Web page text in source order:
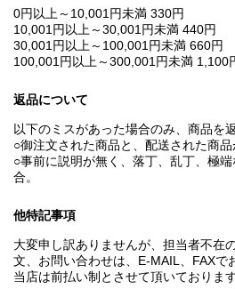
0円以上～10,001円未満 330円
10,001円以上～30,001円未満 440円
30,001円以上～100,001円未満 660円
100,001円以上～300,001円未満 1,100
返品について
以下のミスがあった場合のみ、商品を返
○御注文された商品と、配送された商品
○事前に説明が無く、落丁、乱丁、極
合。
他特記事項
大変申し訳ありませんが、担当者不在
文、お問い合わせは、E‐MAIL、FAXで
当店は前払い制とさせて頂いております